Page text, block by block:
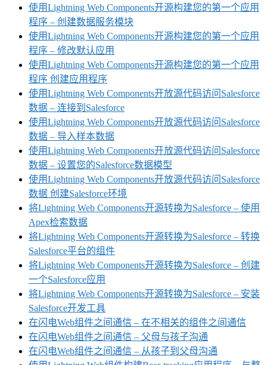
使用Lightning Web Components开源构建您的第一个应用
程序 – 创建数据服务模块
使用Lightning Web Components开源构建您的第一个应用
程序 – 修改默认应用
使用Lightning Web Components开源构建您的第一个应用
程序 创建应用程序
使用Lightning Web Components开放源代码访问Salesforce
数据 – 连接到Salesforce
使用Lightning Web Components开放源代码访问Salesforce
数据 – 导入样本数据
使用Lightning Web Components开放源代码访问Salesforce
数据 – 设置您的Salesforce数据模型
使用Lightning Web Components开放源代码访问Salesforce
数据 创建Salesforce环境
将Lightning Web Components开源转换为Salesforce – 使用
Apex检索数据
将Lightning Web Components开源转换为Salesforce – 转换
Salesforce平台的组件
将Lightning Web Components开源转换为Salesforce – 创建
一个Salesforce应用
将Lightning Web Components开源转换为Salesforce – 安装
Salesforce开发工具
在闪电Web组件之间通信 – 在不相关的组件之间通信
在闪电Web组件之间通信 – 父母与孩子沟通
在闪电Web组件之间通信 – 从孩子到父母沟通